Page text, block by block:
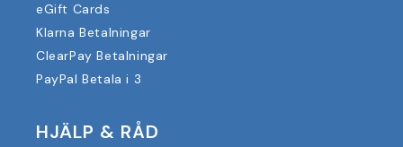
eGift Cards
Klarna Betalningar
ClearPay Betalningar
PayPal Betala i 3
HJÄLP & RÅD